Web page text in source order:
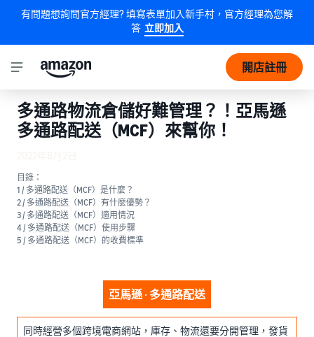
有問題想詢問官方經理? 填寫表單加入新手村，官方經理為您解
答 立即加入
開店註冊
多通路物流倉儲好難管理？！亞馬遜
多通路配送（MCF）來幫你！
目錄：
1 / 多通路配送（MCF）是什麼？
2 / 多通路配送（MCF）有什麼優勢？
3 / 多通路配送（MCF）適用情況
4 / 多通路配送（MCF）使用步驟
5 / 多通路配送（MCF）的收費標準
亞馬遜 · 多通路配送
同時經營多個跨境電商網站，庫存、物流還要分開管理，發貨